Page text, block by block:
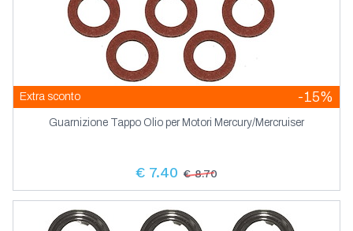
Extra sconto -15%
Guarnizione Tappo Olio per Motori Mercury/Mercruiser
€ 7.40 € 8.70